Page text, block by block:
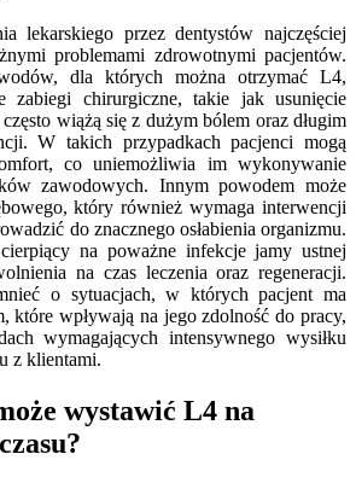
lekarskiego przez dentystów najczęściej
problemami zdrowotnymi pacjentów.
dla których można otrzymać L4,
zabiegi chirurgiczne, takie jak usunięcie
wiążą się z dużym bólem oraz długim
W takich przypadkach pacjenci mogą
co uniemożliwia im wykonywanie
zawodowych. Innym powodem może
który również wymaga interwencji
do znacznego osłabienia organizmu.
na poważne infekcje jamy ustnej
na czas leczenia oraz regeneracji.
o sytuacjach, w których pacjent ma
które wpływają na jego zdolność do pracy,
wymagających intensywnego wysiłku
z klientami.
wystawić L4 na